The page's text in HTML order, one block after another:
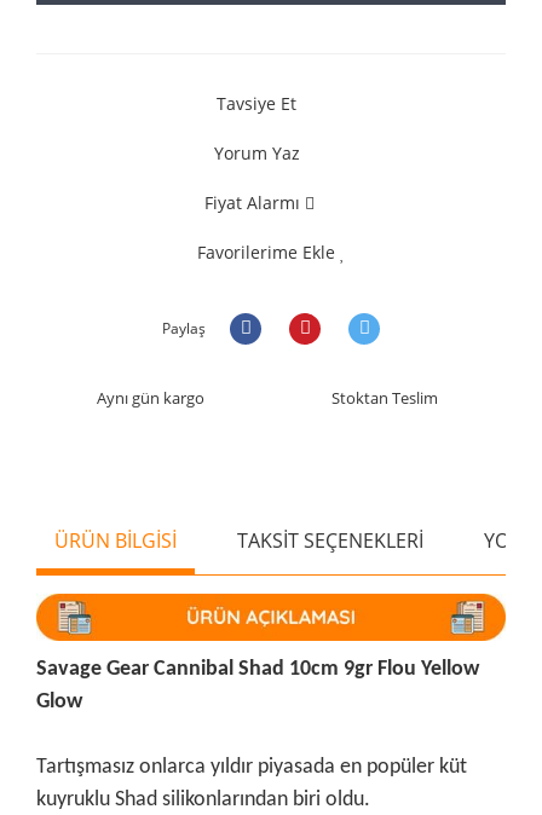
Tavsiye Et
Yorum Yaz
Fiyat Alarmı
Favorilerime Ekle
Paylaş
Aynı gün kargo Stoktan Teslim
ÜRÜN BİLGİSİ TAKSİT SEÇENEKLERİ
Savage Gear Cannibal Shad 10cm 9gr Flou Yellow
Glow
Tartışmasız onlarca yıldır piyasada en popüler küt
kuyruklu Shad silikonlarından biri oldu.